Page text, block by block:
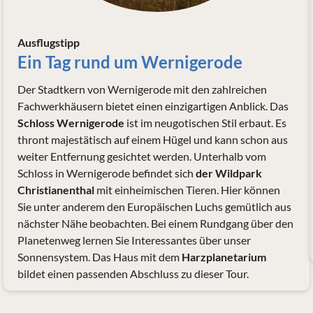
Ausflugstipp
Ein Tag rund um Wernigerode
Der Stadtkern von Wernigerode mit den zahlreichen
Fachwerkhäusern bietet einen einzigartigen Anblick. Das
Schloss Wernigerode ist im neugotischen Stil erbaut. Es
thront majestätisch auf einem Hügel und kann schon aus
weiter Entfernung gesichtet werden. Unterhalb vom
Schloss in Wernigerode befindet sich der Wildpark
Christianenthal mit einheimischen Tieren. Hier können
Sie unter anderem den Europäischen Luchs gemütlich aus
nächster Nähe beobachten. Bei einem Rundgang über den
Planetenweg lernen Sie Interessantes über unser
Sonnensystem. Das Haus mit dem Harzplanetarium
bildet einen passenden Abschluss zu dieser Tour.